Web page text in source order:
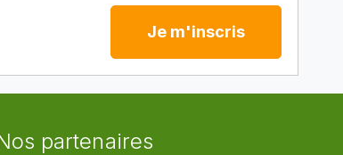
Je m'inscris
partenaires